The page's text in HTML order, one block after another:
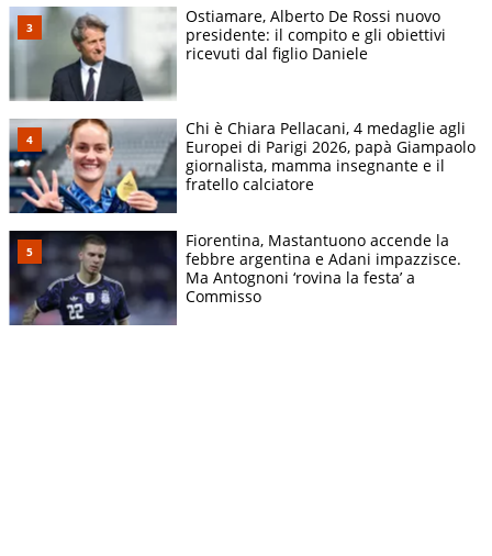
Ostiamare, Alberto De Rossi nuovo
presidente: il compito e gli obiettivi
ricevuti dal figlio Daniele
Chi è Chiara Pellacani, 4 medaglie agli
Europei di Parigi 2026, papà Giampaolo
giornalista, mamma insegnante e il
fratello calciatore
Fiorentina, Mastantuono accende la
febbre argentina e Adani impazzisce.
Ma Antognoni ‘rovina la festa’ a
Commisso